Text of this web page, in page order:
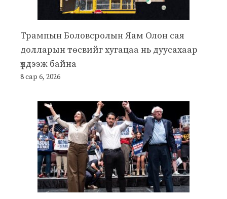
Трампын Боловсролын Яам Олон сая
долларын төсвийг хугацаа нь дуусахаар
үлдээж байна
8 сар 6, 2026